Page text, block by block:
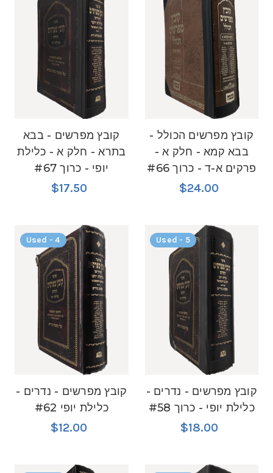
קובץ מפרשים - בבא
בתרא - חלק א - כלילת
יופי - כרוך #67
$17.50
קובץ מפרשים הכולל -
בבא קמא - חלק א -
פרקים א-ד - כרוך #66
$24.00
Used - 4
קובץ מפרשים - נדרים -
כלילת יופי #62
$12.00
Used - 5
קובץ מפרשים - נדרים -
כלילת יופי - כרוך #58
$18.00